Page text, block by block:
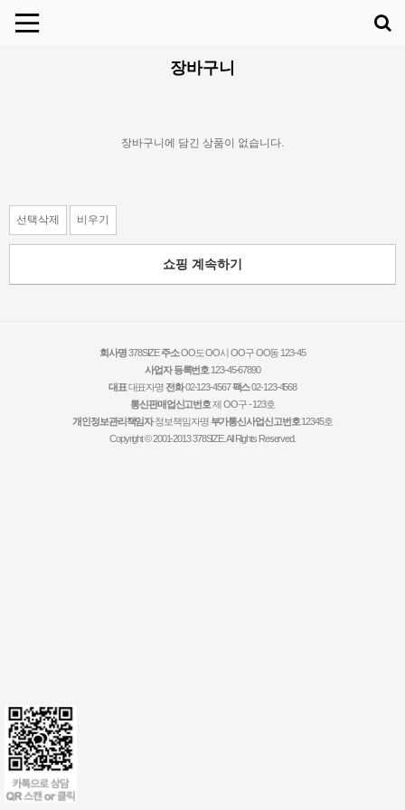
장바구니
장바구니에 담긴 상품이 없습니다.
선택삭제 비우기
쇼핑 계속하기
회사명378SIZE 주소OO도 OO시 OO구 OO동 123-45
사업자 등록번호 123-45-67890
대표대표자명 전화02-123-4567팩스02-123-4568
통신판매업신고번호제 OO구 - 123호
개인정보관리책임자정보책임자명 부가통신사업신고번호12345호
Copyright © 2001-2013 378SIZE. All Rights Reserved.